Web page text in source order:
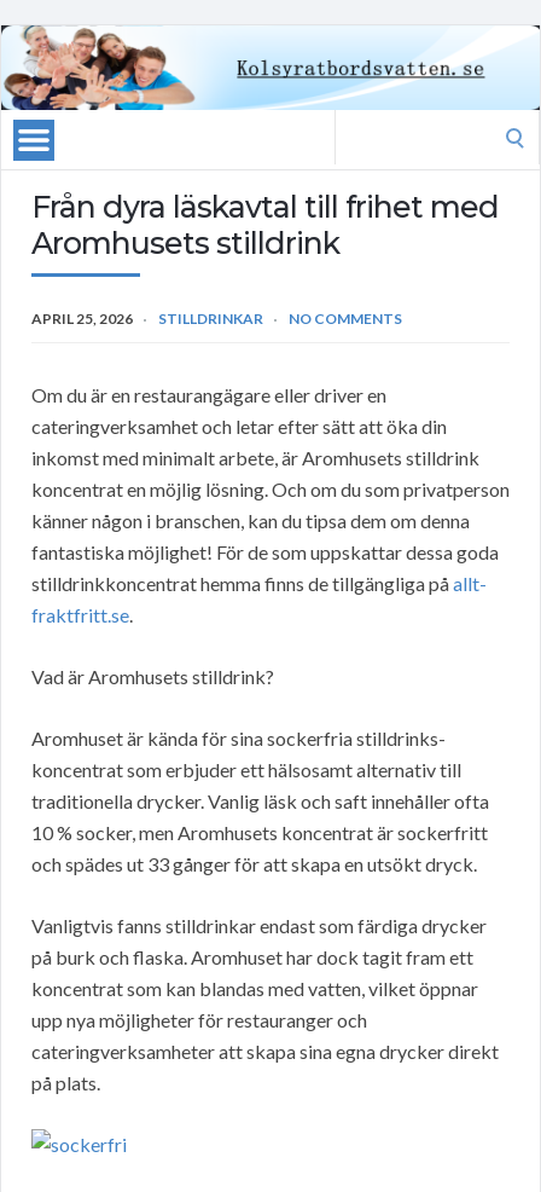
Från dyra läskavtal till frihet med
Aromhusets stilldrink
APRIL 25, 2026 STILLDRINKAR NO COMMENTS
Om du är en restaurangägare eller driver en
cateringverksamhet och letar efter sätt att öka din
inkomst med minimalt arbete, är Aromhusets stilldrink
koncentrat en möjlig lösning. Och om du som privatperson
känner någon i branschen, kan du tipsa dem om denna
fantastiska möjlighet! För de som uppskattar dessa goda
stilldrinkkoncentrat hemma finns de tillgängliga påallt-
fraktfritt.se.
Vad är Aromhusets stilldrink?
Aromhuset är kända för sina sockerfria stilldrinks-
koncentrat som erbjuder ett hälsosamt alternativ till
traditionella drycker. Vanlig läsk och saft innehåller ofta
10 % socker, men Aromhusets koncentrat är sockerfritt
och spädes ut 33 gånger för att skapa en utsökt dryck.
Vanligtvis fanns stilldrinkar endast som färdiga drycker
på burk och flaska. Aromhuset har dock tagit fram ett
koncentrat som kan blandas med vatten, vilket öppnar
upp nya möjligheter för restauranger och
cateringverksamheter att skapa sina egna drycker direkt
på plats.